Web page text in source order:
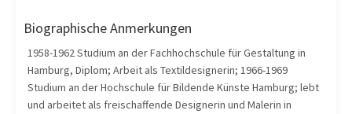
Biographische Anmerkungen
1958-1962 Studium an der Fachhochschule für Gestaltung in
Hamburg, Diplom; Arbeit als Textildesignerin; 1966-1969
Studium an der Hochschule für Bildende Künste Hamburg; lebt
und arbeitet als freischaffende Designerin und Malerin in